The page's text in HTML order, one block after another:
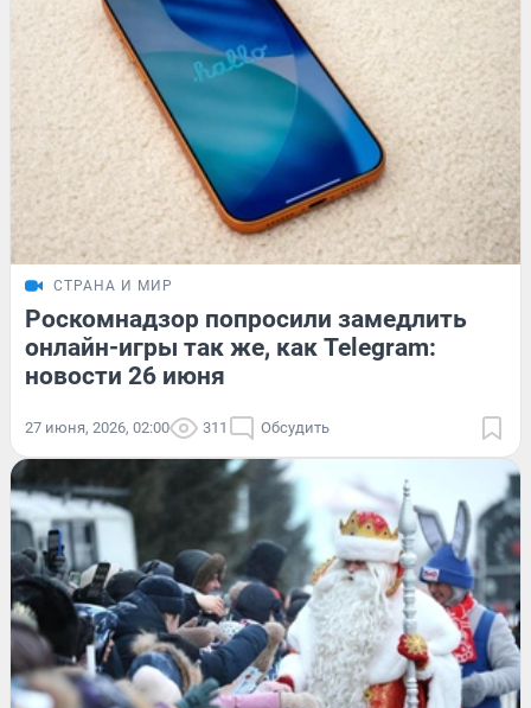
СТРАНА И МИР
Роскомнадзор попросили замедлить
онлайн-игры так же, как Telegram:
новости 26 июня
27 июня, 2026, 02:00 311 Обсудить